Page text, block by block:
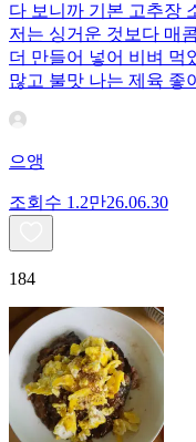
다 보니까 기본 고추장
저는 싱거운 것보다 매
더 만들어 넣어 비벼 먹
많고 불맛 나는 제육 좋
으앵
조회수 1.2만26.06.30
184